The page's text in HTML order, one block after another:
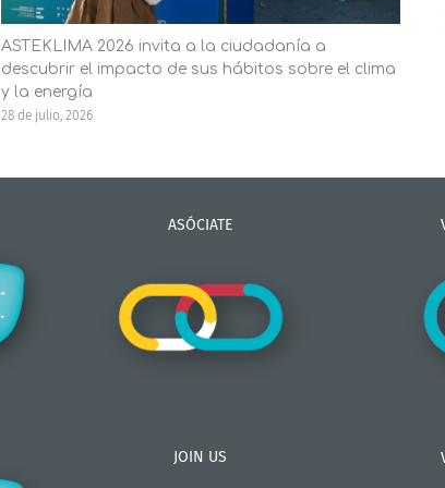
ASTEKLIMA 2026 invita a la ciudadanía a
descubrir el impacto de sus hábitos sobre el clima
y la energía
28 de julio, 2026
ASÓCIATE
JOIN US